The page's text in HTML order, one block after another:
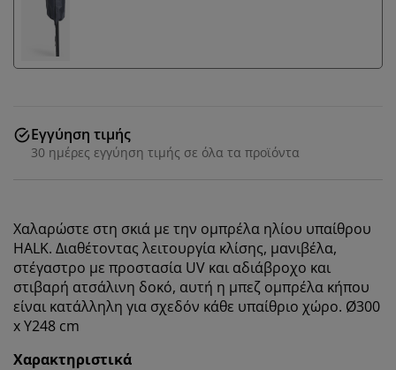
Εγγύηση τιμής
30 ημέρες εγγύηση τιμής σε όλα τα προϊόντα
Χαλαρώστε στη σκιά με την ομπρέλα ηλίου υπαίθρου
HALK. Διαθέτοντας λειτουργία κλίσης, μανιβέλα,
στέγαστρο με προστασία UV και αδιάβροχο και
στιβαρή ατσάλινη δοκό, αυτή η μπεζ ομπρέλα κήπου
είναι κατάλληλη για σχεδόν κάθε υπαίθριο χώρο. Ø300
x Υ248 cm
Χαρακτηριστικά
Εξατομικεύουμε την εμπειρία σας